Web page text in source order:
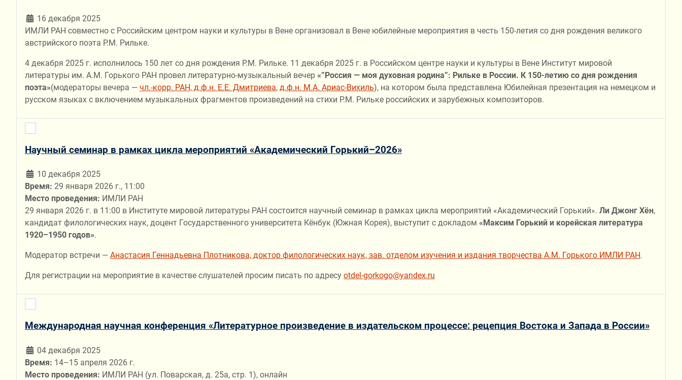
16 декабря 2025
ИМЛИ РАН совместно с Российским центром науки и культуры в Вене организовал в Вене юбилейные мероприятия в честь 150-летия со дня рождения великого
австрийского поэта Р.М. Рильке.
4 декабря 2025 г. исполнилось 150 лет со дня рождения Р.М. Рильке. 11 декабря 2025 г. в Российском центре науки и культуры в Вене Институт мировой
литературы им. А.М. Горького РАН провел литературно-музыкальный вечер «”Россия — моя духовная родина”: Рильке в России. К 150-летию со дня рождения
поэта»(модераторы вечера — чл.-корр. РАН, д.ф.н. Е.Е. Дмитриева, д.ф.н. М.А. Ариас-Вихиль), на котором была представлена Юбилейная презентация на немецком и
русском языках с включением музыкальных фрагментов произведений на стихи Р.М. Рильке российских и зарубежных композиторов.
Научный семинар в рамках цикла мероприятий «Академический Горький–2026»
10 декабря 2025
Время: 29 января 2026 г., 11:00
Место проведения: ИМЛИ РАН
29 января 2026 г. в 11:00 в Институте мировой литературы РАН состоится научный семинар в рамках цикла мероприятий «Академический Горький». Ли Джонг Хён,
кандидат филологических наук, доцент Государственного университета Кёнбук (Южная Корея), выступит с докладом «Максим Горький и корейская литература
1920–1950 годов».
Модератор встречи — Анастасия Геннадьевна Плотникова, доктор филологических наук, зав. отделом изучения и издания творчества А.М. Горького ИМЛИ РАН.
Для регистрации на мероприятие в качестве слушателей просим писать по адресу otdel-gorkogo@yandex.ru
Международная научная конференция «Литературное произведение в издательском процессе: рецепция Востока и Запада в России»
04 декабря 2025
Время: 14–15 апреля 2026 г.
Место проведения: ИМЛИ РАН (ул. Поварская, д. 25а, стр. 1), онлайн